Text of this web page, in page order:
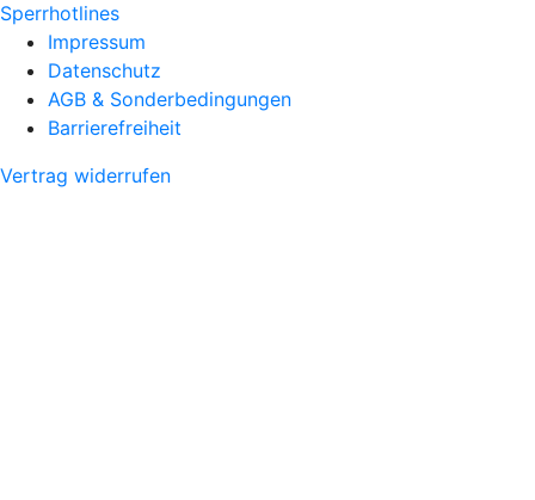
Sperrhotlines
Impressum
Datenschutz
AGB & Sonderbedingungen
Barrierefreiheit
Vertrag widerrufen